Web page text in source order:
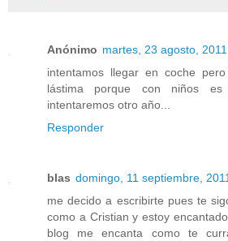
Anónimo martes, 23 agosto, 2011
intentamos llegar en coche
lástima porque con niños
intentaremos otro año...
Responder
blas domingo, 11 septiembre, 2011
me decido a escribirte pues te
como a Cristian y estoy
blog me encanta como te